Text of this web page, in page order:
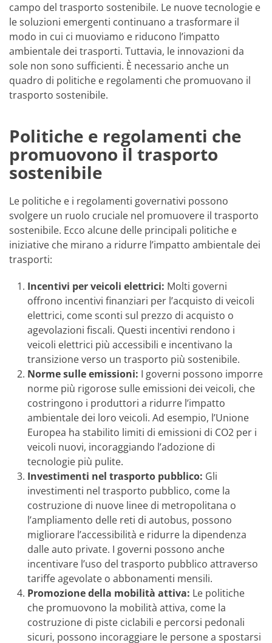
campo del trasporto sostenibile. Le nuove tecnologie e
le soluzioni emergenti continuano a trasformare il
modo in cui ci muoviamo e riducono l’impatto
ambientale dei trasporti. Tuttavia, le innovazioni da
sole non sono sufficienti. È necessario anche un
quadro di politiche e regolamenti che promuovano il
trasporto sostenibile.
Politiche e regolamenti che
promuovono il trasporto
sostenibile
Le politiche e i regolamenti governativi possono
svolgere un ruolo cruciale nel promuovere il trasporto
sostenibile. Ecco alcune delle principali politiche e
iniziative che mirano a ridurre l’impatto ambientale dei
trasporti:
Incentivi per veicoli elettrici: Molti governi
offrono incentivi finanziari per l’acquisto di veicoli
elettrici, come sconti sul prezzo di acquisto o
agevolazioni fiscali. Questi incentivi rendono i
veicoli elettrici più accessibili e incentivano la
transizione verso un trasporto più sostenibile.
Norme sulle emissioni: I governi possono imporre
norme più rigorose sulle emissioni dei veicoli, che
costringono i produttori a ridurre l’impatto
ambientale dei loro veicoli. Ad esempio, l’Unione
Europea ha stabilito limiti di emissioni di CO2 per i
veicoli nuovi, incoraggiando l’adozione di
tecnologie più pulite.
Investimenti nel trasporto pubblico: Gli
investimenti nel trasporto pubblico, come la
costruzione di nuove linee di metropolitana o
l’ampliamento delle reti di autobus, possono
migliorare l’accessibilità e ridurre la dipendenza
dalle auto private. I governi possono anche
incentivare l’uso del trasporto pubblico attraverso
tariffe agevolate o abbonamenti mensili.
Promozione della mobilità attiva: Le politiche
che promuovono la mobilità attiva, come la
costruzione di piste ciclabili e percorsi pedonali
sicuri, possono incoraggiare le persone a spostarsi